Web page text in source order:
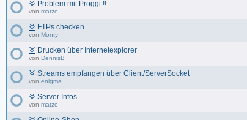
Problem mit Proggi !!
von matze
FTPs checken
von Monty
Drucken über Internetexplorer
von DennisB
Streams empfangen über Client/ServerSocket
von enigma
Server Infos
von matze